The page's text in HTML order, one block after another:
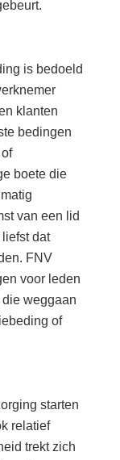
is bedoeld
klanten
bedingen
boete die
van een lid
dat
FNV
voor leden
weggaan
of
starten
relatief
trekt zich